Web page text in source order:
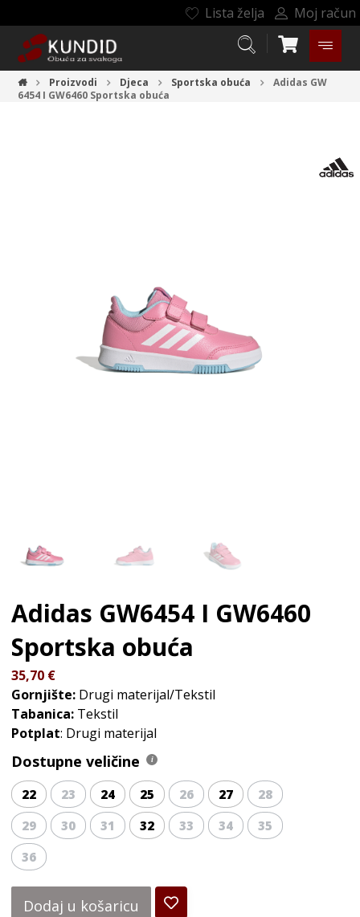
Lista želja Moj račun
Proizvodi Djeca Sportska obuća
Adidas GW
6454 I GW6460 Sportska obuća
Adidas GW6454 I GW6460
Sportska obuća
35,70 €
Gornjište: Drugi materijal/Tekstil
Tabanica: Tekstil
Potplat: Drugi materijal
Dostupne veličine
22 23 24 25 26 27
28
29
30 31 32 33 34
35
36
Dodaj u košaricu